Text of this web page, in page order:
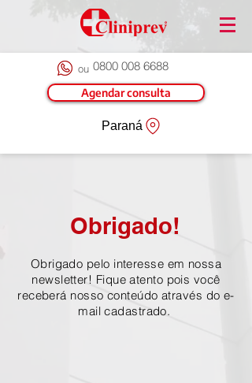
ou 0800 008 6688
Agendar consulta
Paraná
Obrigado!
Obrigado pelo interesse em nossa
newsletter! Fique atento pois você
receberá nosso conteúdo através do e-
mail cadastrado.